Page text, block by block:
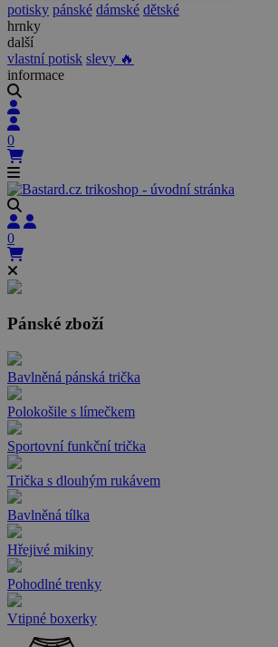
potisky pánské dámské dětské
hrnky
další
vlastní potisk slevy 🔥
informace
0
0
Pánské zboží
Bavlněná pánská trička
Polokošile s límečkem
Sportovní funkční trička
Trička s dlouhým rukávem
Bavlněná tílka
Hřejivé mikiny
Pohodlné trenky
Vtipné boxerky